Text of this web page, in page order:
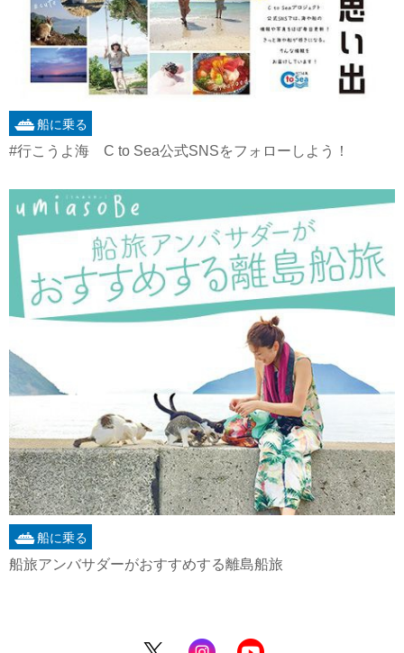
船に乗る
#行こうよ海 C to Sea公式SNSをフォローしよう！
船に乗る
船旅アンバサダーがおすすめする離島船旅